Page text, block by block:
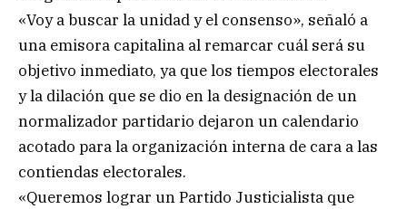
«Voy a buscar la unidad y el consenso», señaló a
una emisora capitalina al remarcar cuál será su
objetivo inmediato, ya que los tiempos electorales
y la dilación que se dio en la designación de un
normalizador partidario dejaron un calendario
acotado para la organización interna de cara a las
contiendas electorales.
«Queremos lograr un Partido Justicialista que